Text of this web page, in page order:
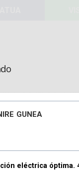
GUNEA
eléctrica óptima.